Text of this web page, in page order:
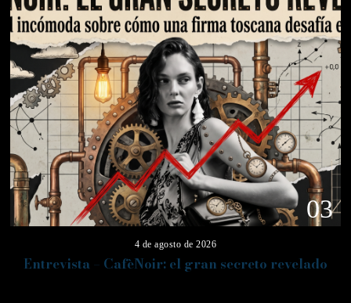
03
4 de agosto de 2026
Entrevista – CafèNoir: el gran secreto revelado